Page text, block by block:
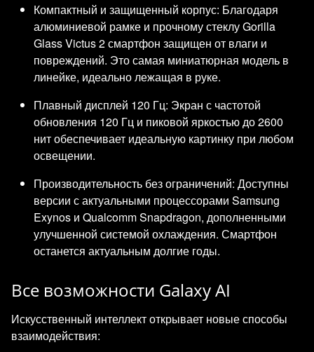
Компактный и защищенный корпус: Благодаря
алюминиевой рамке и прочному стеклу Gorilla
Glass Victus 2 смартфон защищен от влаги и
повреждений. Это самая миниатюрная модель в
линейке, идеально лежащая в руке.
Плавный дисплей 120 Гц: Экран с частотой
обновления 120 Гц и пиковой яркостью до 2600
нит обеспечивает идеальную картинку при любом
освещении.
Производительность без ограничений: Доступны
версии с актуальными процессорами Samsung
Exynos и Qualcomm Snapdragon, дополненными
улучшенной системой охлаждения. Смартфон
останется актуальным долгие годы.
Все возможности Galaxy AI
Искусственный интеллект открывает новые способы
взаимодействия: